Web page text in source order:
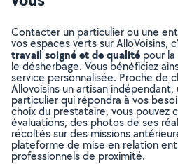
Contacter un particulier ou une
vos espaces verts sur AlloVoisins,
travail soigné et de qualité pour
le désherbage. Vous bénéficiez
service personnalisée. Proche de
Allovoisins un artisan
particulier qui répondra à vos
choix du prestataire, vous pouvez
évaluations, des photos de ses
récoltés sur des missions
plateforme de mise en relation
professionnels de proximité.